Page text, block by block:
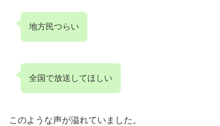
地方民つらい
全国で放送してほしい
このような声が溢れていました。